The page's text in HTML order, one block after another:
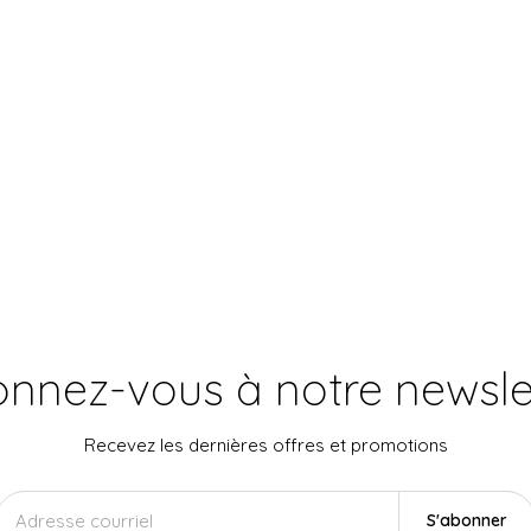
vous à notre
Recevez les dernières offres et promotions
S'abonner